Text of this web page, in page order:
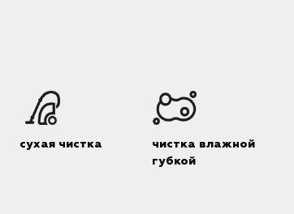
сухая чистка
чистка влажной
губкой